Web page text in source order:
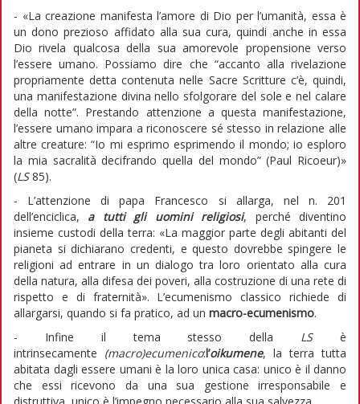
- «La creazione manifesta l’amore di Dio per l’umanità, essa è
un dono prezioso affidato alla sua cura, quindi anche in essa
Dio rivela qualcosa della sua amorevole propensione verso
l’essere umano. Possiamo dire che “accanto alla rivelazione
propriamente detta contenuta nelle Sacre Scritture c’è, quindi,
una manifestazione divina nello sfolgorare del sole e nel calare
della notte”. Prestando attenzione a questa manifestazione,
l’essere umano impara a riconoscere sé stesso in relazione alle
altre creature: “Io mi esprimo esprimendo il mondo; io esploro
la mia sacralità decifrando quella del mondo” (Paul Ricoeur)»
(LS85).
- L’attenzione di papa Francesco si allarga, nel n. 201
dell’enciclica, a tutti gli uomini religiosi, perché diventino
insieme custodi della terra: «La maggior parte degli abitanti del
pianeta si dichiarano credenti, e questo dovrebbe spingere le
religioni ad entrare in un dialogo tra loro orientato alla cura
della natura, alla difesa dei poveri, alla costruzione di una rete di
rispetto e di fraternità». L’ecumenismo classico richiede di
allargarsi, quando si fa pratico, ad un macro-ecumenismo.
- Infine il tema stesso della LSè
intrinsecamente (macro)ecumenico:l’oikumene, la terra tutta
abitata dagli essere umani è la loro unica casa: unico è il danno
che essi ricevono da una sua gestione irresponsabile e